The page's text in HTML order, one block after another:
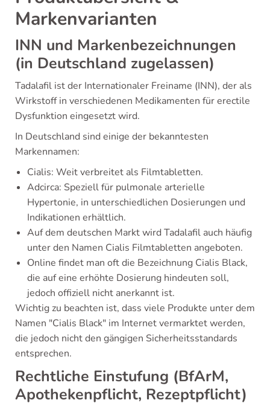
Markenvarianten
INN und Markenbezeichnungen
(in Deutschland zugelassen)
Tadalafil ist der Internationaler Freiname (INN), der als
Wirkstoff in verschiedenen Medikamenten für erectile
Dysfunktion eingesetzt wird.
In Deutschland sind einige der bekanntesten
Markennamen:
Cialis: Weit verbreitet als Filmtabletten.
Adcirca: Speziell für pulmonale arterielle
Hypertonie, in unterschiedlichen Dosierungen und
Indikationen erhältlich.
Auf dem deutschen Markt wird Tadalafil auch häufig
unter den Namen Cialis Filmtabletten angeboten.
Online findet man oft die Bezeichnung Cialis Black,
die auf eine erhöhte Dosierung hindeuten soll,
jedoch offiziell nicht anerkannt ist.
Wichtig zu beachten ist, dass viele Produkte unter dem
Namen "Cialis Black" im Internet vermarktet werden,
die jedoch nicht den gängigen Sicherheitsstandards
entsprechen.
Rechtliche Einstufung (BfArM,
Apothekenpflicht, Rezeptpflicht)